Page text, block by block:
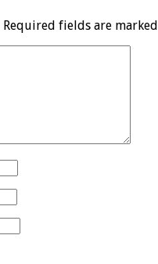
Required fields are marked